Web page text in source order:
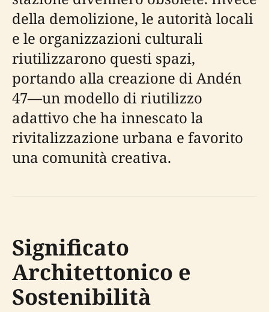
della demolizione, le autorità locali
e le organizzazioni culturali
riutilizzarono questi spazi,
portando alla creazione di Andén
47—un modello di riutilizzo
adattivo che ha innescato la
rivitalizzazione urbana e favorito
una comunità creativa.
Significato
Architettonico e
Sostenibilità